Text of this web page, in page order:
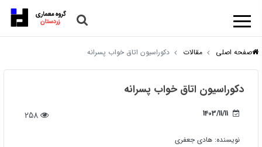
صفحه اصلی مقالات دکوراسیون اتاق خواب پسرانه
دکوراسیون اتاق خواب پسرانه
1403/11/11
نویسنده: هادی جعفری